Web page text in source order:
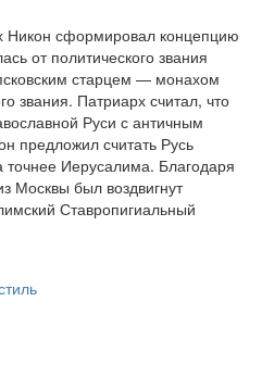
Никон сформировал концепцию
от политического звания
старцем — монахом
звания. Патриарх считал, что
Руси с античным
предложил считать Русь
Иерусалима. Благодаря
Москвы был воздвигнут
Ставропигиальный